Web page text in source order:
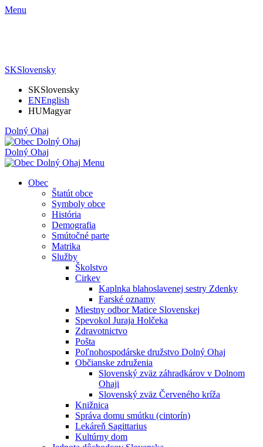
Menu
SKSlovensky
SKSlovensky
ENEnglish
HUMagyar
Dolný Ohaj
Dolný Ohaj
Menu
Obec
Štatút obce
Symboly obce
História
Demografia
Smútočné parte
Matrika
Služby
Školstvo
Cirkev
Kaplnka blahoslavenej sestry Zdenky
Farské oznamy
Miestny odbor Matice Slovenskej
Spevokol Juraja Holčeka
Zdravotnictvo
Pošta
Poľnohospodárske družstvo Dolný Ohaj
Občianske združenia
Slovenský zväz záhradkárov v Dolnom
Ohaji
Slovenský zväz Červeného kríža
Knižnica
Správa domu smútku (cintorín)
Lekáreň Sagittarius
Kultúrny dom